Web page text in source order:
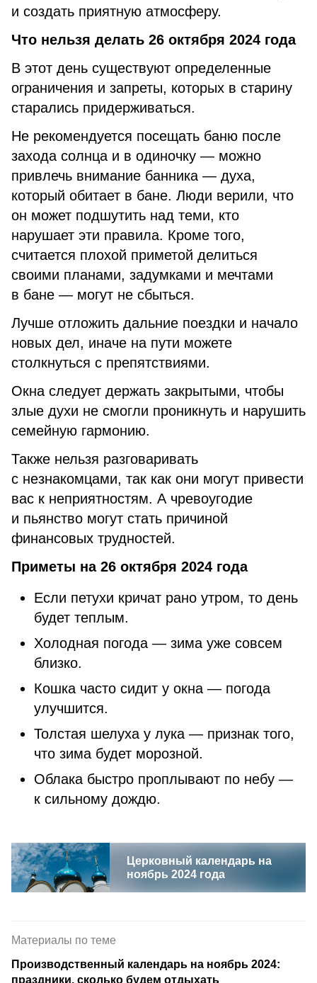
и создать приятную атмосферу.
Что нельзя делать 26 октября 2024 года
В этот день существуют определенные
ограничения и запреты, которых в старину
старались придерживаться.
Не рекомендуется посещать баню после
захода солнца и в одиночку — можно
привлечь внимание банника — духа,
который обитает в бане. Люди верили, что
он может подшутить над теми, кто
нарушает эти правила. Кроме того,
считается плохой приметой делиться
своими планами, задумками и мечтами
в бане — могут не сбыться.
Лучше отложить дальние поездки и начало
новых дел, иначе на пути можете
столкнуться с препятствиями.
Окна следует держать закрытыми, чтобы
злые духи не смогли проникнуть и нарушить
семейную гармонию.
Также нельзя разговаривать
с незнакомцами, так как они могут привести
вас к неприятностям. А чревоугодие
и пьянство могут стать причиной
финансовых трудностей.
Приметы на 26 октября 2024 года
Если петухи кричат рано утром, то день
будет теплым.
Холодная погода — зима уже совсем
близко.
Кошка часто сидит у окна — погода
улучшится.
Толстая шелуха у лука — признак того,
что зима будет морозной.
Облака быстро проплывают по небу —
к сильному дождю.
Церковный календарь на
ноябрь 2024 года
Материалы по теме
Производственный календарь на ноябрь 2024:
праздники, сколько будем отдыхать